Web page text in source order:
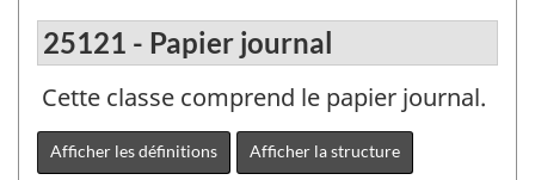
25121 - Papier journal
Cette classe comprend le papier journal.
Afficher les définitions Afficher la structure